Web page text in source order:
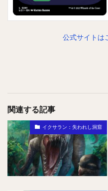
公式サイトは
関連する記事
イクサラン：失われし洞窟